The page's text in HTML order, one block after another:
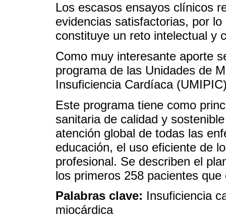
Los escasos ensayos clínicos
evidencias satisfactorias, por
constituye un reto intelectual y
Como muy interesante aporte
programa de las Unidades de
Insuficiencia Cardíaca
Este programa tiene como
sanitaria de calidad y
atención global de todas las
educación, el uso eficiente de
profesional. Se describen el
los primeros 258 pacientes
Palabras clave: Insuficiencia
miocárdica